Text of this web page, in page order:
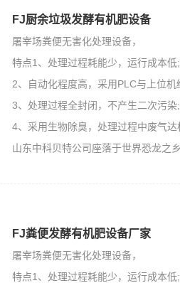
FJ厨余垃圾发酵有机肥设备
屠宰场粪便无害化处理设备，
特点1、处理过程耗能少，运行成本
2、自动化程度高，采用PLC与上位
3、处理过程全封闭，不产生二次污染;
4、采用生物除臭，处理过程中废气达
山东中科贝特公司座落于世界恐龙之乡的山东诸城，是一家
FJ粪便发酵有机肥设备厂家
屠宰场粪便无害化处理设备，
特点1、处理过程耗能少，运行成本